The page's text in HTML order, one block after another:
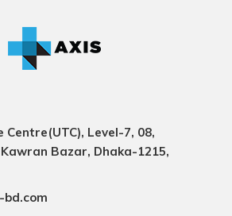
Centre(UTC), Level-7, 08,
Bazar, Dhaka-1215,
bd.com